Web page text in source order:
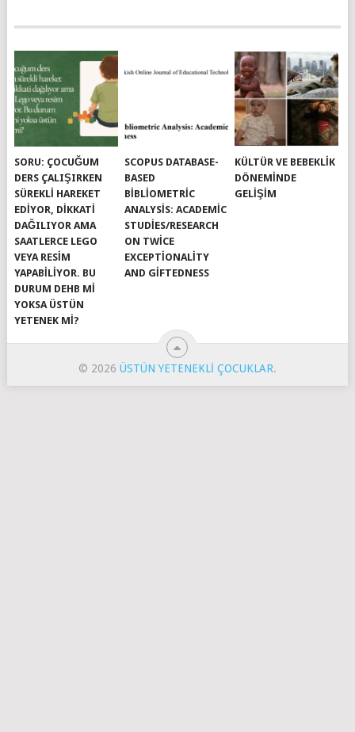
SORU: ÇOCUĞUM
DERS ÇALIŞIRKEN
SÜREKLI HAREKET
EDIYOR, DIKKATI
DAĞILIYOR AMA
SAATLERCE LEGO
VEYA RESIM
YAPABILIYOR. BU
DURUM DEHB MI
YOKSA ÜSTÜN
YETENEK MI?
SCOPUS DATABASE-
BASED
BIBLIOMETRIC
ANALYSIS: ACADEMIC
STUDIES/RESEARCH
ON TWICE
EXCEPTIONALITY
AND GIFTEDNESS
KÜLTÜR VE BEBEKLIK
DÖNEMINDE
GELIŞIM
© 2026 ÜSTÜN YETENEKLI ÇOCUKLAR.